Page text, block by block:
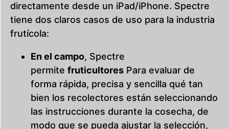
directamente desde un iPad/iPhone. Spectre
tiene dos claros casos de uso para la industria
frutícola:
En el campo, Spectre
permite fruticultores Para evaluar de
forma rápida, precisa y sencilla qué tan
bien los recolectores están seleccionando
las instrucciones durante la cosecha, de
modo que se pueda ajustar la selección,